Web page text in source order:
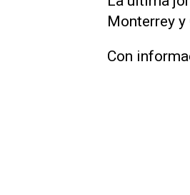
Monterrey y
Con